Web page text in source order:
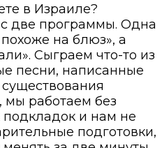
в Израиле?
две программы. Одна
на блюз», а
Сыграем что-то из
песни, написанные
мы работаем без
и нам не
подготовки,